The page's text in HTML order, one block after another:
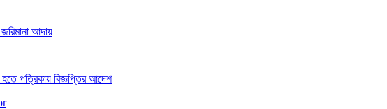
জরিমানা আদায়
পত্রিকায় বিজ্ঞপ্তির আদেশ